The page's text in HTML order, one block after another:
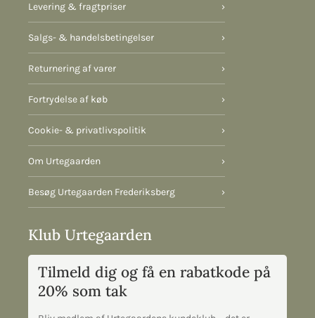
Levering & fragtpriser ›
Salgs- & handelsbetingelser ›
Returnering af varer ›
Fortrydelse af køb ›
Cookie- & privatlivspolitik ›
Om Urtegaarden ›
Besøg Urtegaarden Frederiksberg ›
Klub Urtegaarden
Tilmeld dig og få en rabatkode på
20% som tak